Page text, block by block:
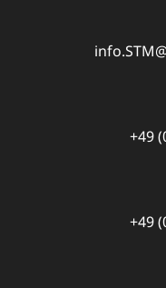
+49
+49